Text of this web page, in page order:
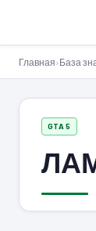
Главная›База
GTA 5